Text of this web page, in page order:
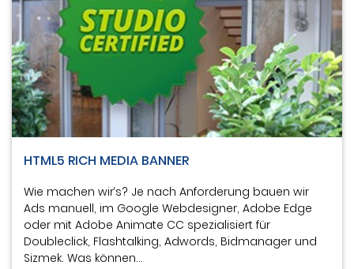
HTML5 RICH MEDIA BANNER
Wie machen wir‘s? Je nach Anforderung bauen wir
Ads manuell, im Google Webdesigner, Adobe Edge
oder mit Adobe Animate CC spezialisiert für
Doubleclick, Flashtalking, Adwords, Bidmanager und
Sizmek. Was können…